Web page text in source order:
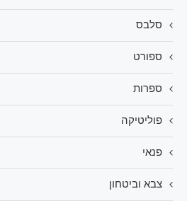
סלבס
ספורט
ספרות
פוליטיקה
פנאי
צבא וביטחון